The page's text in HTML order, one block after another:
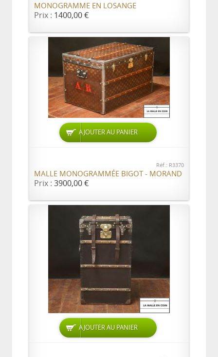
MONOGRAMME EN LOSANGE
Prix : 1400,00 €
AJOUTER AU PANIER
Réf.: R3370
MALLE MONOGRAMMÉE BIGOT - MORAND
Prix : 3900,00 €
AJOUTER AU PANIER